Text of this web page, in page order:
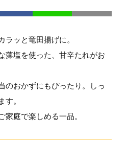
ッと竜田揚げに。
藻塩を使った、甘辛たれがお
のおかずにもぴったり。しっ
。
庭で楽しめる一品。